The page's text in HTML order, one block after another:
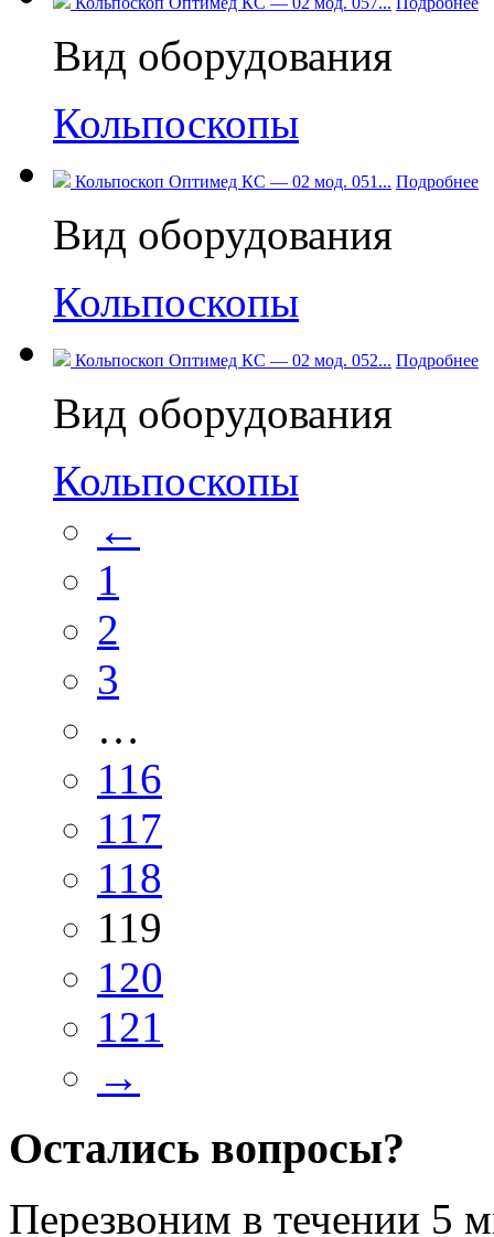
Вид оборудования
Кольпоскопы
Кольпоскоп Оптимед КС — 02 мод. 051... Подробнее
Вид оборудования
Кольпоскопы
Кольпоскоп Оптимед КС — 02 мод. 052... Подробнее
Вид оборудования
Кольпоскопы
←
1
2
3
…
116
117
118
119
120
121
→
Остались вопросы?
Перезвоним в течении 5